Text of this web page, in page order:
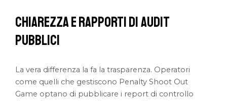
Chiarezza e Rapporti di Audit
Pubblici
La vera differenza la fa la trasparenza. Operatori
come quelli che gestiscono Penalty Shoot Out
Game optano di pubblicare i report di controllo